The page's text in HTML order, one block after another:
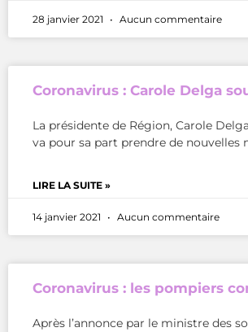
28 janvier 2021 Aucun commentaire
Coronavirus : Carole Delga
La présidente de Région, Carole
va pour sa part prendre de
LIRE LA SUITE »
14 janvier 2021 Aucun commentaire
Coronavirus : les pompiers
Après l’annonce par le ministre des